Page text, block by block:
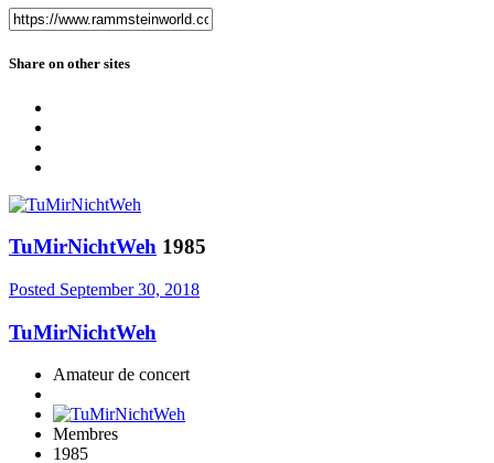
Share on other sites
TuMirNichtWeh 1985
Posted September 30, 2018
TuMirNichtWeh
Amateur de concert
Membres
1985